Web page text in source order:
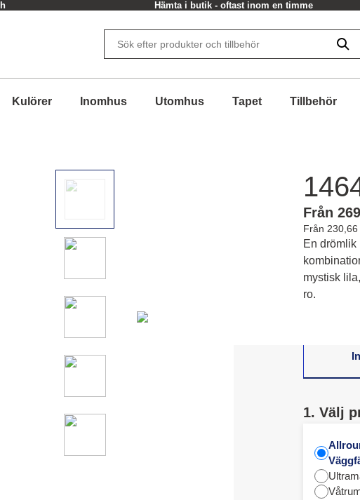
Hämta i butik - oftast inom en timme
Kulörer Inomhus Utomhus Tapet Tillbehör
Från
Från 230,66
En drömlik
mystisk
ro.
1. Välj